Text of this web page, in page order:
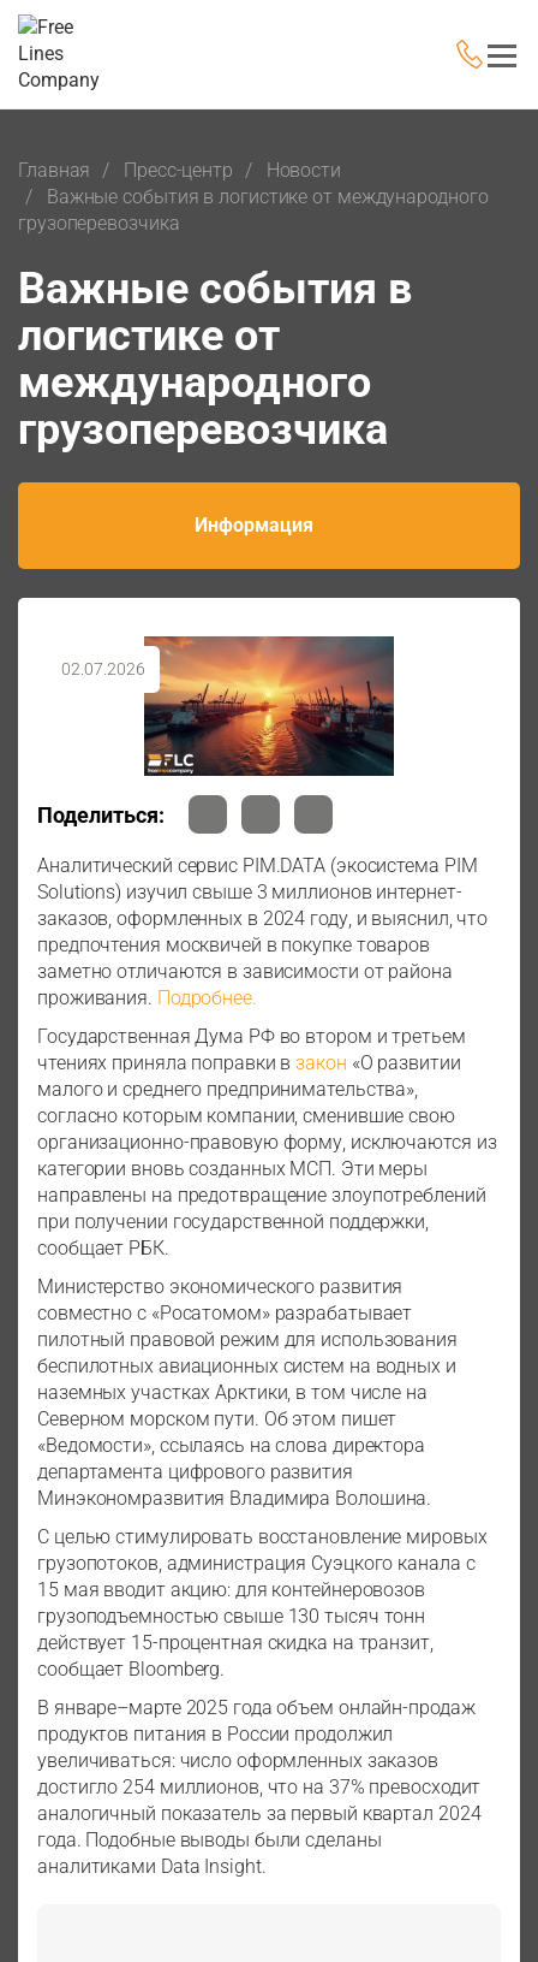
Главная Пресс-центр
Новости
Важные события в логистике от международного
грузоперевозчика
Важные события в
логистике от
международного
грузоперевозчика
Информация
02.07.2026
Поделиться:
Аналитический сервис PIM.DATA (экосистема PIM
Solutions) изучил свыше 3 миллионов интернет-
заказов, оформленных в 2024 году, и выяснил, что
предпочтения москвичей в покупке товаров
заметно отличаются в зависимости от района
проживания. Подробнее.
Государственная Дума РФ во втором и третьем
чтениях приняла поправки взакон «О развитии
малого и среднего предпринимательства»,
согласно которым компании, сменившие свою
организационно-правовую форму, исключаются из
категории вновь созданных МСП. Эти меры
направлены на предотвращение злоупотреблений
при получении государственной поддержки,
сообщает РБК.
Министерство экономического развития
совместно с «Росатомом» разрабатывает
пилотный правовой режим для использования
беспилотных авиационных систем на водных и
наземных участках Арктики, в том числе на
Северном морском пути. Об этом пишет
«Ведомости», ссылаясь на слова директора
департамента цифрового развития
Минэкономразвития Владимира Волошина.
С целью стимулировать восстановление мировых
грузопотоков, администрация Суэцкого канала с
15 мая вводит акцию: для контейнеровозов
грузоподъемностью свыше 130 тысяч тонн
действует 15-процентная скидка на транзит,
сообщает Bloomberg.
В январе–марте 2025 года объем онлайн-продаж
продуктов питания в России продолжил
увеличиваться: число оформленных заказов
достигло 254 миллионов, что на 37% превосходит
аналогичный показатель за первый квартал 2024
года. Подобные выводы были сделаны
аналитиками Data Insight.